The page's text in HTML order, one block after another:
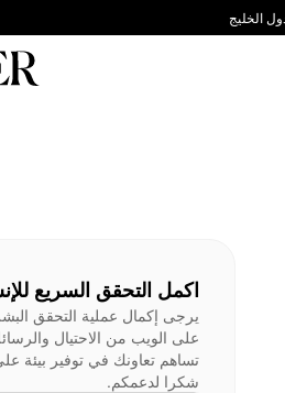
اكمل التحقق السريع
يرجى إكمال عملية التحقق
على الويب من الاحتيال
تساهم تعاونك في توفير بيئة
شكرا لدعمكم.